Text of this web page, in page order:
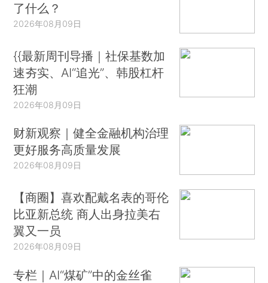
了什么？
2026年08月09日
{{最新周刊导播｜社保基数加
速夯实、AI“追光”、韩股杠杆
狂潮
2026年08月09日
财新观察｜健全金融机构治理
更好服务高质量发展
2026年08月09日
【商圈】喜欢配戴名表的哥伦
比亚新总统 商人出身拉美右
翼又一员
2026年08月09日
专栏｜AI“煤矿”中的金丝雀